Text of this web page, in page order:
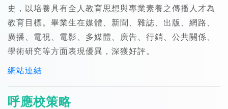
史，以培養具有全人教育思想與專業素養之傳播人才為
教育目標。畢業生在媒體、新聞、雜誌、出版、網路、
廣播、電視、電影、多媒體、廣告、行銷、公共關係、
學術研究等方面表現優異，深獲好評。
網站連結
呼應校策略